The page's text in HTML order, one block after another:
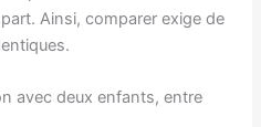
Ainsi, comparer exige de
avec deux enfants, entre